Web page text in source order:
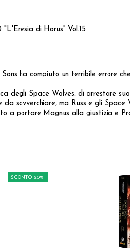
di Horus" Vol.15
Sons ha compiuto un terribile errore
degli Space Wolves, di arrestare
sovverchiare, ma Russ e gli Space
a portare Magnus alla giustizia e
SCONTO 20%